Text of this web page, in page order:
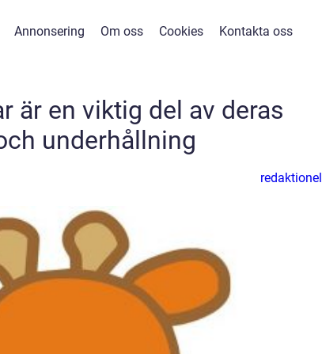
Annonsering Om oss Cookies Kontakta oss
är en viktig del av deras
underhållning
redaktionel